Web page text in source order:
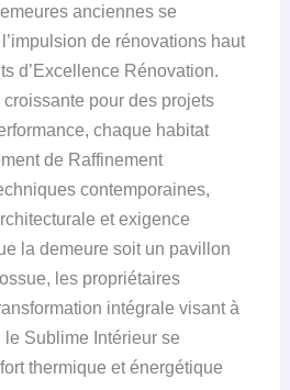
anciennes se
de rénovations haut
d’Excellence Rénovation.
pour des projets
chaque habitat
de Raffinement
contemporaines,
et exigence
la demeure soit un pavillon
les propriétaires
intégrale visant à
Sublime Intérieur se
thermique et énergétique